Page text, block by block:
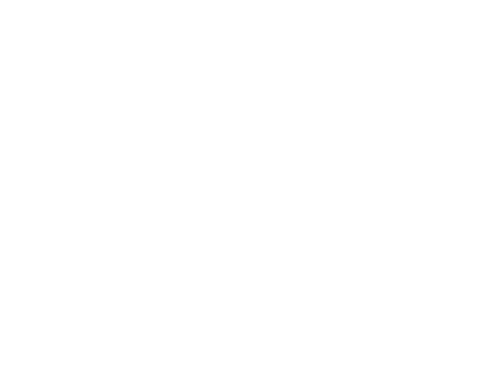
に仕上げることができます。
の一発切断が可能です。
れ、ラクに持ち運びが出来ま